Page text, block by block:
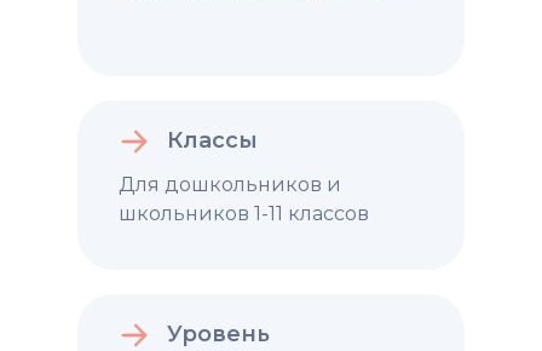
Для дошкольников и
школьников 1-11 классов
Классы
Уровень